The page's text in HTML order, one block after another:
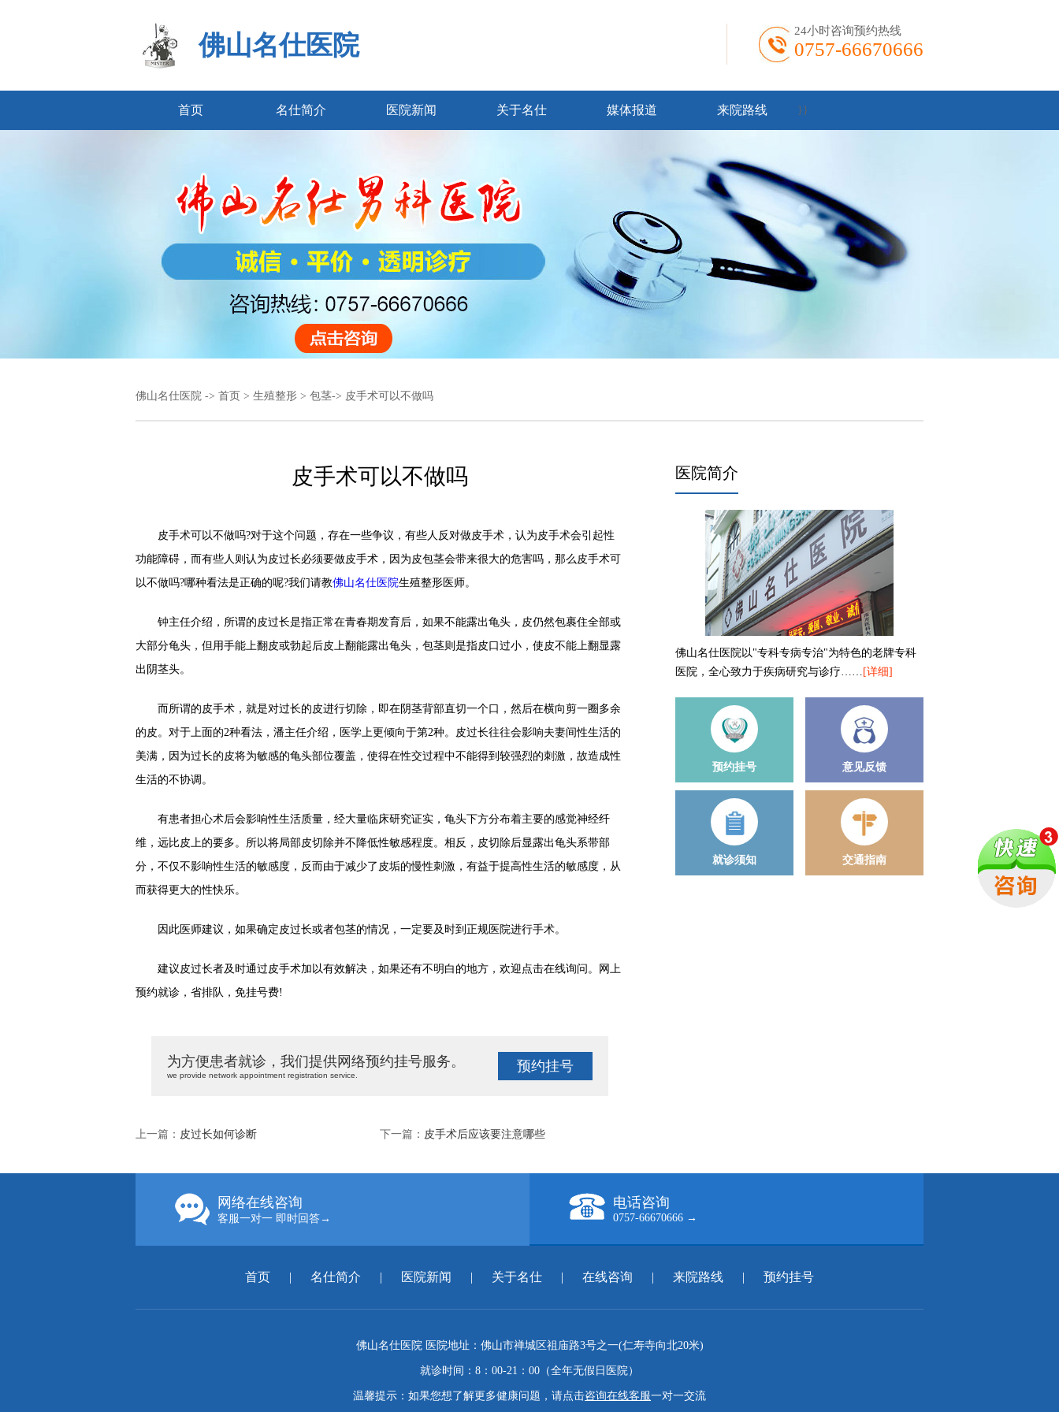
佛山名仕医院 24小时咨询预约热线
0757-66670666
首页 名仕简介 医院新闻 关于名仕 } }
媒体报道 来院路线
佛山名仕医院 -> 首页 > 生殖整形 > 包茎-> 皮手术可以不做吗
皮手术可以不做吗
皮手术可以不做吗?对于这个问题，存在一些争议，有些人反对做皮手术，认为皮手术会引起性
功能障碍，而有些人则认为皮过长必须要做皮手术，因为皮包茎会带来很大的危害吗，那么皮手术可
以不做吗?哪种看法是正确的呢?我们请教佛山名仕医院生殖整形医师。
钟主任介绍，所谓的皮过长是指正常在青春期发育后，如果不能露出龟头，皮仍然包裹住全部或
大部分龟头，但用手能上翻皮或勃起后皮上翻能露出龟头，包茎则是指皮口过小，使皮不能上翻显露
出阴茎头。
而所谓的皮手术，就是对过长的皮进行切除，即在阴茎背部直切一个口，然后在横向剪一圈多余
的皮。对于上面的2种看法，潘主任介绍，医学上更倾向于第2种。皮过长往往会影响夫妻间性生活的
美满，因为过长的皮将为敏感的龟头部位覆盖，使得在性交过程中不能得到较强烈的刺激，故造成性
生活的不协调。
有患者担心术后会影响性生活质量，经大量临床研究证实，龟头下方分布着主要的感觉神经纤
维，远比皮上的要多。所以将局部皮切除并不降低性敏感程度。相反，皮切除后显露出龟头系带部
分，不仅不影响性生活的敏感度，反而由于减少了皮垢的慢性刺激，有益于提高性生活的敏感度，从
而获得更大的性快乐。
因此医师建议，如果确定皮过长或者包茎的情况，一定要及时到正规医院进行手术。
建议皮过长者及时通过皮手术加以有效解决，如果还有不明白的地方，欢迎点击在线询问。网上
预约就诊，省排队，免挂号费!
为方便患者就诊，我们提供网络预约挂号服务。
we provide network appointment registration service.
预约挂号
上一篇： 皮过长如何诊断 下一篇： 皮手术后应该要注意哪些
医院简介
佛山名仕医院以"专科专病专治"为特色的老牌专科
医院，全心致力于疾病研究与诊疗…… [详细]
预约挂号 意见反馈
就诊须知 交通指南
网络在线咨询
客服一对一 即时回答→
电话咨询
0757-66670666 →
首页 | 名仕简介 | 医院新闻 | 关于名仕 | 在线咨询 | 来院路线 | 预约挂号
佛山名仕医院 医院地址：佛山市禅城区祖庙路3号之一(仁寿寺向北20米)
就诊时间：8：00-21：00（全年无假日医院）
温馨提示：如果您想了解更多健康问题，请点击咨询在线客服一对一交流